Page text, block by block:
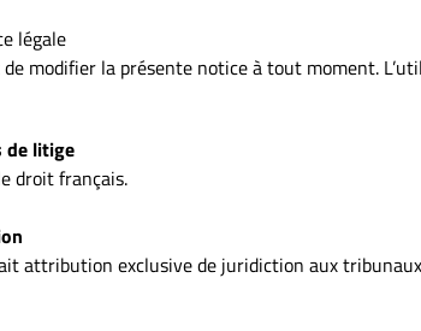
légale
de modifier la présente notice à tout moment.
de litige
droit français.
attribution exclusive de juridiction aux tribunaux